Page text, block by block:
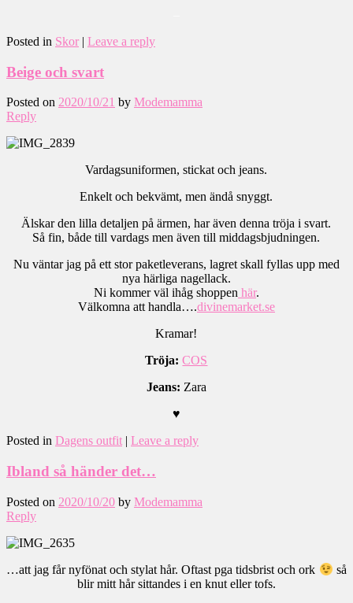
Posted in Skor | Leave a reply
Beige och svart
Posted on 2020/10/21 by Modemamma
Reply
Vardagsuniformen, stickat och jeans.
Enkelt och bekvämt, men ändå snyggt.
Älskar den lilla detaljen på ärmen, har även denna tröja i svart.
Så fin, både till vardags men även till middagsbjudningen.
Nu väntar jag på ett stor paketleverans, lagret skall fyllas upp med
nya härliga nagellack.
Ni kommer väl ihåg shoppen här.
Välkomna att handla….divinemarket.se
Kramar!
Tröja: COS
Jeans: Zara
♥
Posted in Dagens outfit | Leave a reply
Ibland så händer det…
Posted on 2020/10/20 by Modemamma
Reply
…att jag får nyfönat och stylat hår. Oftast pga tidsbrist och ork
så
blir mitt hår sittandes i en knut eller tofs.